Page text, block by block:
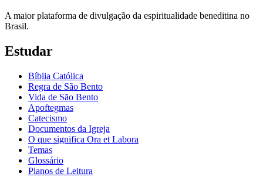
A maior plataforma de divulgação da espiritualidade beneditina no
Brasil.
Estudar
Bíblia Católica
Regra de São Bento
Vida de São Bento
Apoftegmas
Catecismo
Documentos da Igreja
O que significa Ora et Labora
Temas
Glossário
Planos de Leitura